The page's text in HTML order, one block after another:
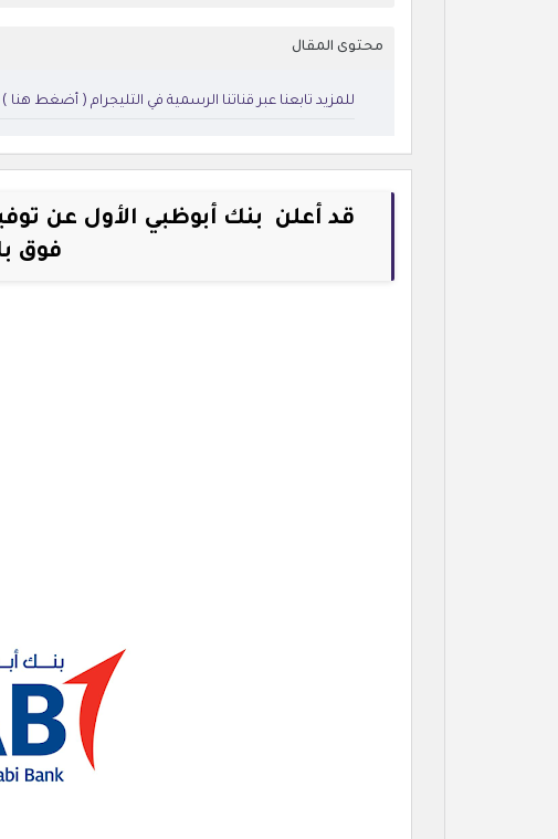
محتوى المقال
للمزيد تابعنا عبر قناتنا الرسمية في التليجرام ( أضغط هنا )
قد أعلن بنك أبوظبي الأول عن
فوق